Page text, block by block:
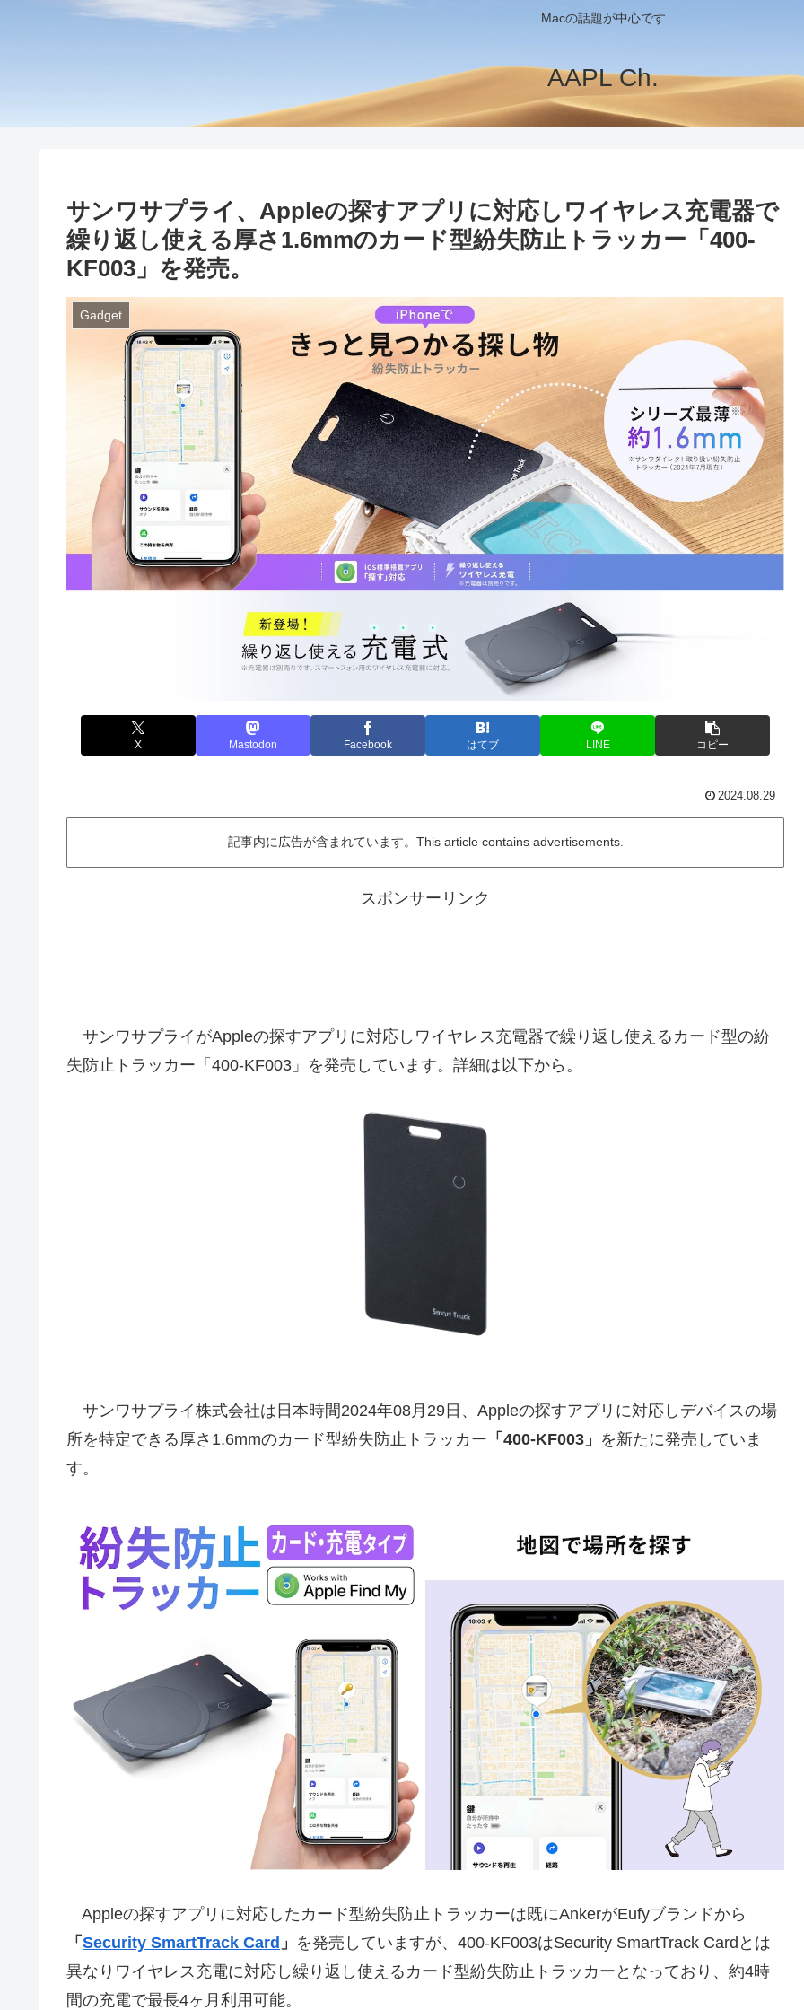
Macの話題が中心です
AAPL Ch.
サンワサプライ、Appleの探すアプリに対応しワイヤレス充電器で
繰り返し使える厚さ1.6mmのカード型紛失防止トラッカー「400-
KF003」を発売。
Gadget
X Mastodon Facebook はてブ LINE コピー
2024.08.29
記事内に広告が含まれています。This article contains advertisements.
スポンサーリンク
サンワサプライがAppleの探すアプリに対応しワイヤレス充電器で繰り返し使えるカード型の紛
失防止トラッカー「400-KF003」を発売しています。詳細は以下から。
サンワサプライ株式会社は日本時間2024年08月29日、Appleの探すアプリに対応しデバイスの場
所を特定できる厚さ1.6mmのカード型紛失防止トラッカー 「400-KF003」 を新たに発売していま
す。
Appleの探すアプリに対応したカード型紛失防止トラッカーは既にAnkerがEufyブランドから
「 Security SmartTrack Card 」 を発売していますが、400-KF003はSecurity SmartTrack Cardとは
異なりワイヤレス充電に対応し繰り返し使えるカード型紛失防止トラッカーとなっており、約4時
間の充電で最長4ヶ月利用可能。